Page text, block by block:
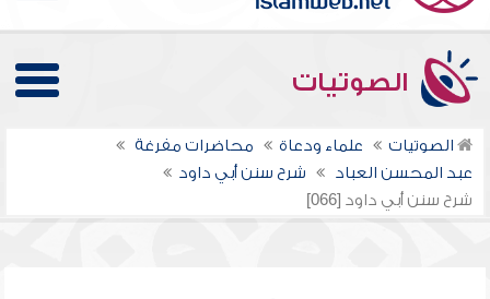
الصوتيات
الصوتيات علماء ودعاة
محاضرات مفرغة
عبد المحسن العباد
شرح سنن أبي داود
شرح سنن أبي داود [066]